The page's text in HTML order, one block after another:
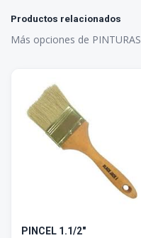
Productos relacionados
Más opciones de PINTURAS
PINCEL 1.1/2"